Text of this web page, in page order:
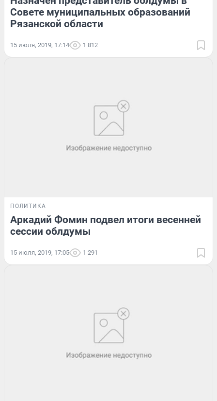
Совете муниципальных образований
Рязанской области
15 июля, 2019, 17:14 1 812
ПОЛИТИКА
Аркадий Фомин подвел итоги весенней
сессии облдумы
15 июля, 2019, 17:05 1 291